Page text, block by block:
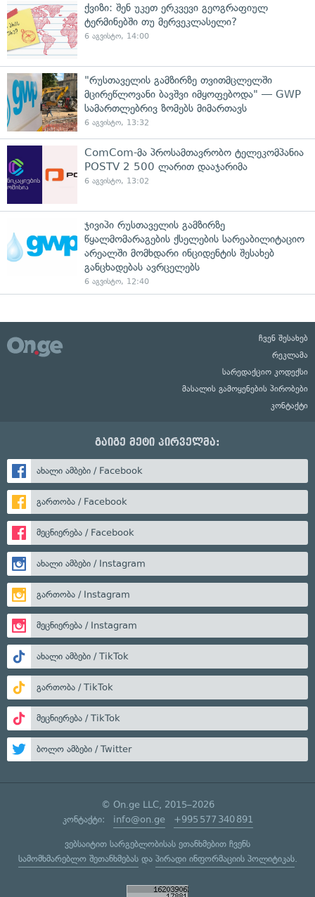
ქვიზი: შენ უკეთ ერკვევი გეოგრაფიულ
ტერმინებში თუ მერვეკლასელი?
6 აგვისტო, 14:00
"რუსთაველის გამზირზე თვითმცლელში
მცირეწლოვანი ბავშვი იმყოფებოდა" — GWP
სამართლებრივ ზომებს მიმართავს
6 აგვისტო, 13:32
ComCom-მა პროსამთავრობო ტელეკომპანია
POSTV 2 500 ლარით დააჯარიმა
6 აგვისტო, 13:02
ჯივიპი რუსთაველის გამზირზე
წყალმომარაგების ქსელების სარეაბილიტაციო
არეალში მომხდარი ინციდენტის შესახებ
განცხადებას ავრცელებს
6 აგვისტო, 12:40
ჩვენ შესახებ
რეკლამა
სარედაქციო კოდექსი
მასალის გამოყენების პირობები
კონტაქტი
გაიგე მეტი პირველმა:
ახალი ამბები / Facebook
გართობა / Facebook
მეცნიერება / Facebook
ახალი ამბები / Instagram
გართობა / Instagram
მეცნიერება / Instagram
ახალი ამბები / TikTok
გართობა / TikTok
მეცნიერება / TikTok
ბოლო ამბები / Twitter
© On.ge LLC, 2015–2026
კონტაქტი: info@on.ge +995 577 340 891
ვებსაიტით სარგებლობისას ეთანხმებით ჩვენს
სამომხმარებლო შეთანხმებასდა პირადი ინფორმაციის პოლიტიკას.